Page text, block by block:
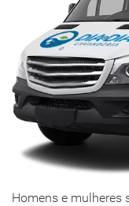
Homens e mulheres